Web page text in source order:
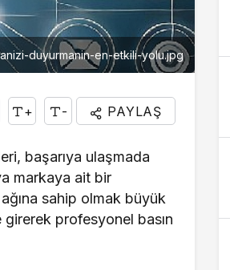
duyurmanin-en-etkili-yolu.jpg
+ - PAYLAŞ
başarıya ulaşmada
markaya ait bir
sahip olmak büyük
profesyonel basın